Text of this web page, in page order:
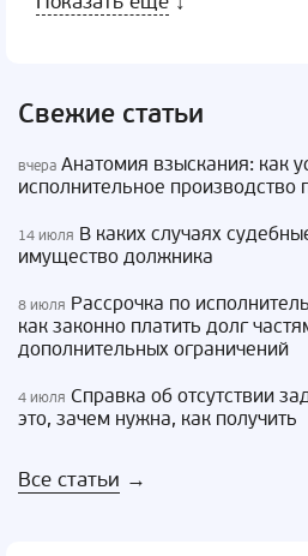
Свежие статьи
вчера Анатомия взыскания: как
исполнительное
14 июля В каких случаях
имущество должника
8 июля Рассрочка по
как законно платить долг
дополнительных ограничений
4 июля Справка об отсутствии
это, зачем нужна, как получить
Все статьи →